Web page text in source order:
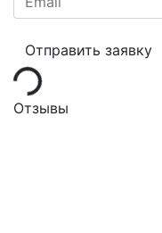
Отправить заявку
Отзывы